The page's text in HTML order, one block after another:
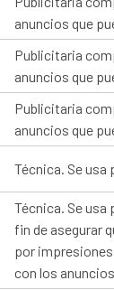
anuncios que
Publicitaria
anuncios que
Publicitaria
anuncios que
Técnica. Se usa
Técnica. Se usa
fin de asegurar
por
con los anuncios.